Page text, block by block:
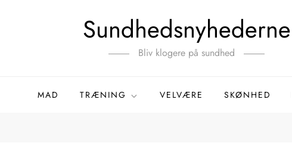
Sundhedsnyhederne
Bliv klogere på sundhed
MAD TRÆNING VELVÆRE SKØNHED